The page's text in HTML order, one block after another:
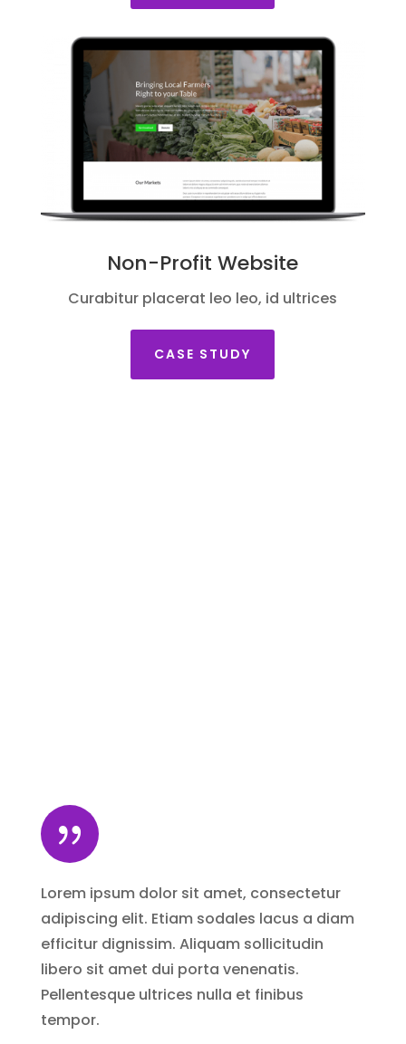
Non-Profit Website
Curabitur placerat leo leo, id ultrices
CASE STUDY
{
Lorem ipsum dolor sit amet, consectetur
adipiscing elit. Etiam sodales lacus a diam
efficitur dignissim. Aliquam sollicitudin
libero sit amet dui porta venenatis.
Pellentesque ultrices nulla et finibus
tempor.